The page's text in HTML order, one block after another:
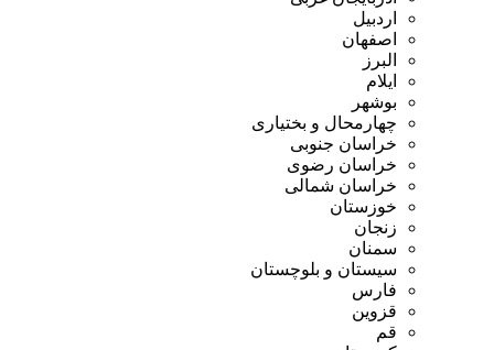
اردبیل
اصفهان
البرز
ایلام
بوشهر
چهارمحال و بختیاری
خراسان جنوبی
خراسان رضوی
خراسان شمالی
خوزستان
زنجان
سمنان
سیستان و بلوچستان
فارس
قزوین
قم